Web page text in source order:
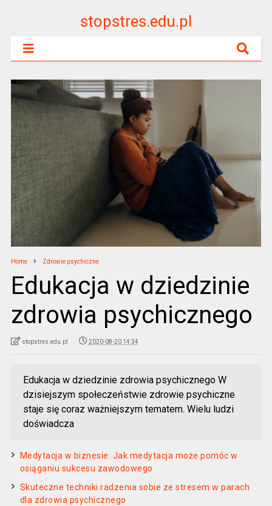
stopstres.edu.pl
Home Zdrowie psychiczne
Edukacja w dziedzinie
zdrowia psychicznego
stopstres.edu.pl 2020-08-20 14:34
Edukacja w dziedzinie zdrowia psychicznego W
dzisiejszym społeczeństwie zdrowie psychiczne
staje się coraz ważniejszym tematem. Wielu ludzi
doświadcza
Medytacja w biznesie: Jak medytacja może pomóc w
osiąganiu sukcesu zawodowego
Skuteczne techniki radzenia sobie ze stresem w parach
dla zdrowia psychicznego